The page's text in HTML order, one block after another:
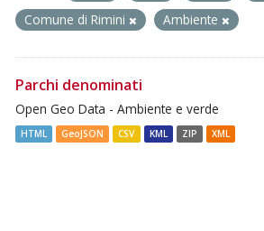
Comune di Rimini
Ambiente
Parchi denominati
Open Geo Data - Ambiente e verde
HTML GeoJSON CSV KML ZIP XML